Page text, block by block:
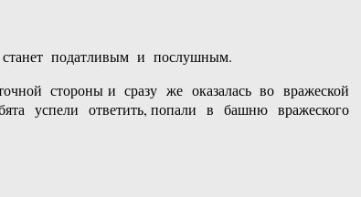
податливым и послушным.
стороны и сразу же оказалась во вражеской
успели ответить, попали в башню вражеского